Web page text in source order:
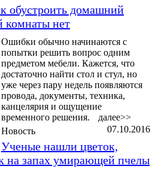
обустроить домашний
комнаты нет
Ошибки обычно начинаются с
попытки решить вопрос одним
предметом мебели. Кажется, что
достаточно найти стол и стул, но
уже через пару недель появляются
провода, документы, техника,
канцелярия и ощущение
временного решения.
далее>>
07.10.2016
Новость
Ученые нашли цветок,
на запах умирающей пчелы